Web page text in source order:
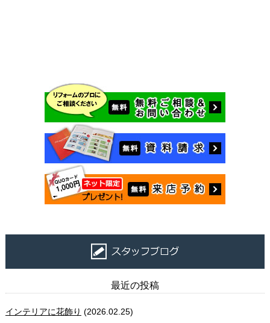
最近の投稿
インテリアに花飾り (2026.02.25)